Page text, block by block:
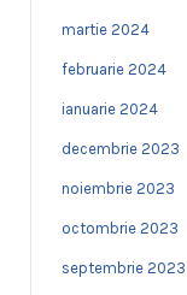
martie 2024
februarie 2024
ianuarie 2024
decembrie 2023
noiembrie 2023
octombrie 2023
septembrie 2023